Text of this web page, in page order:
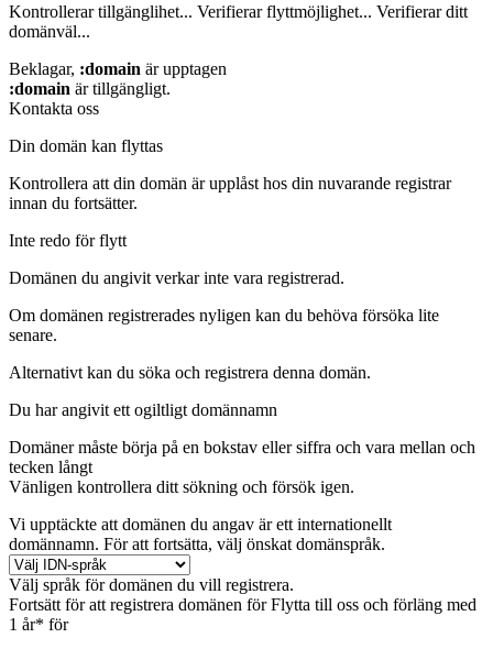
Kontrollerar tillgänglihet... Verifierar flyttmöjlighet... Verifierar ditt
domänväl...
Beklagar, :domain är upptagen
:domain är tillgängligt.
Kontakta oss
Din domän kan flyttas
Kontrollera att din domän är upplåst hos din nuvarande registrar
innan du fortsätter.
Inte redo för flytt
Domänen du angivit verkar inte vara registrerad.
Om domänen registrerades nyligen kan du behöva försöka lite
senare.
Alternativt kan du söka och registrera denna domän.
Du har angivit ett ogiltligt domännamn
Domäner måste börja på en bokstav eller siffra och vara mellan och
tecken långt
Vänligen kontrollera ditt sökning och försök igen.
Vi upptäckte att domänen du angav är ett internationellt
domännamn. För att fortsätta, välj önskat domänspråk.
Välj språk för domänen du vill registrera.
Fortsätt för att registrera domänen för Flytta till oss och förläng med
1 år* för